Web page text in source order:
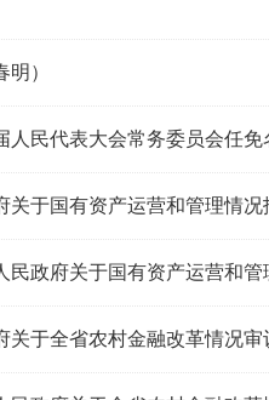
）
人民代表大会常务委员会任免
关于国有资产运营和管理情
关于全省农村金融改革情况